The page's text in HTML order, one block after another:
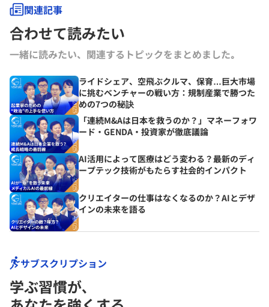
関連記事
合わせて読みたい
一緒に読みたい、関連するトピックをまとめました｡
ライドシェア、空飛ぶクルマ、保育…巨大市場
に挑むベンチャーの戦い方：規制産業で勝つた
めの7つの秘訣
「連続M&Aは日本を救うのか？」マネーフォワ
ード・GENDA・投資家が徹底議論
AI活用によって医療はどう変わる？最新のディ
ープテック技術がもたらす社会的インパクト
クリエイターの仕事はなくなるのか？AIとデザ
インの未来を語る
サブスクリプション
学ぶ習慣が､